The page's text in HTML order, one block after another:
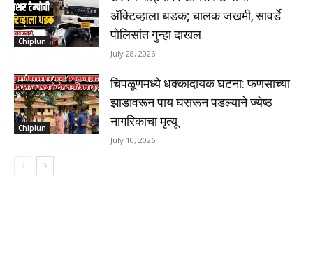
Chiplun
अ‍ॅक्टिव्हाला धडक; चालक जखमी, सावर्डे
पोलिसांत गुन्हा दाखल
July 28, 2026
Chiplun
चिपळूणमध्ये धक्कादायक घटना: फणसाच्या
झाडावरून पाय घसरून पडल्याने ज्येष्ठ
नागरिकाचा मृत्यू
July 10, 2026